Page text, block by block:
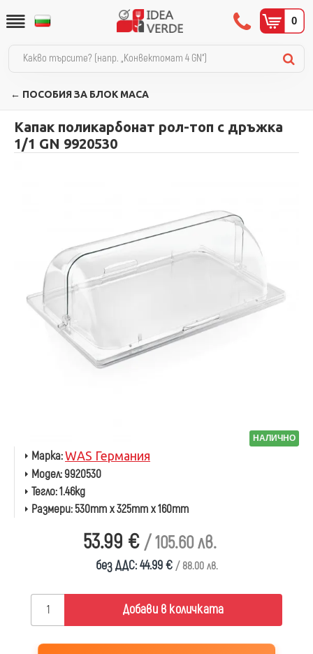
0
← ПОСОБИЯ ЗА БЛОК МАСА
Капак поликарбонат рол-топ с дръжка
1/1 GN 9920530
НАЛИЧНО
53.99 € / 105.60 лв.
без ДДС: 44.99 € / 88.00 лв.
Марка:WAS Германия
Модел:9920530
Тегло:1.46kg
Размери:530mm x 325mm x 160mm
Добави в количката